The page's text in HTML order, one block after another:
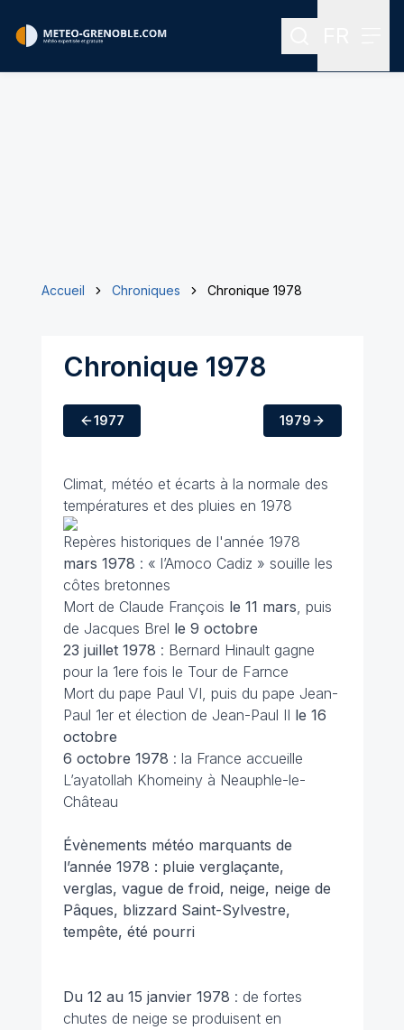
Rechercher
Accueil Chroniques Chronique 1978
Chronique 1978
1977 1979
Climat, météo et écarts à la normale des
températures et des pluies en 1978
Repères historiques de l'année 1978
mars 1978 : « l’Amoco Cadiz » souille les
côtes bretonnes
Mort de Claude François le 11 mars, puis
de Jacques Brel le 9 octobre
23 juillet 1978 : Bernard Hinault gagne
pour la 1ere fois le Tour de Farnce
Mort du pape Paul VI, puis du pape Jean-
Paul 1er et élection de Jean-Paul II le 16
octobre
6 octobre 1978 : la France accueille
L’ayatollah Khomeiny à Neauphle-le-
Château
Évènements météo marquants de
l’année 1978 : pluie verglaçante,
verglas, vague de froid, neige, neige de
Pâques, blizzard Saint-Sylvestre,
tempête, été pourri
Du 12 au 15 janvier 1978 : de fortes
chutes de neige se produisent en